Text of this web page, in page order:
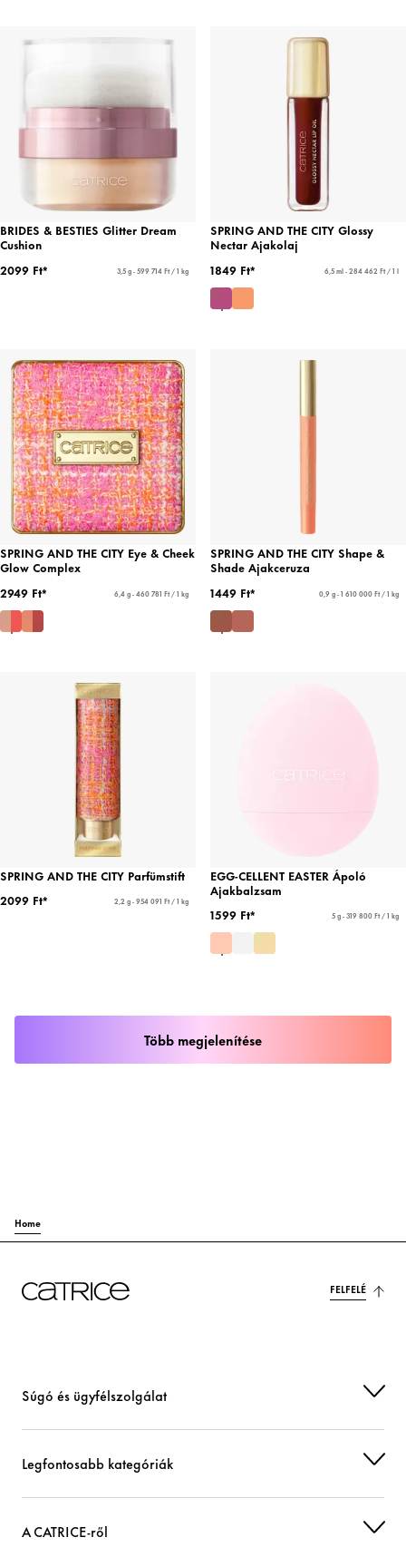
BRIDES & BESTIES Glitter Dream
Cushion
2099 Ft*
3,5 g - 599 714 Ft / 1 kg
SPRING AND THE CITY Glossy
Nectar Ajakolaj
1849 Ft*
6,5 ml - 284 462 Ft / 1 l
SPRING AND THE CITY Eye & Cheek
Glow Complex
2949 Ft*
6,4 g - 460 781 Ft / 1 kg
SPRING AND THE CITY Shape &
Shade Ajakceruza
1449 Ft*
0,9 g - 1 610 000 Ft / 1 kg
SPRING AND THE CITY Parfümstift
2099 Ft*
2,2 g - 954 091 Ft / 1 kg
EGG-CELLENT EASTER Ápoló
Ajakbalzsam
1599 Ft*
5 g - 319 800 Ft / 1 kg
Több megjelenítése
Home
FELFELÉ
Súgó és ügyfélszolgálat
Legfontosabb kategóriák
A CATRICE-ről